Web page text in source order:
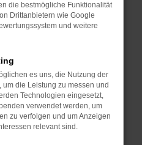
vorübergehende
neuesten Stand
nicht nur ein
kann auch dazu
Funktionen nicht mehr
die bestmögliche Funktionalität
Drittanbietern wie Google
und weitere
es uns, die Nutzung der
die Leistung zu messen und
Technologien eingesetzt,
verwendet werden, um
zu verfolgen und um Anzeigen
relevant sind.